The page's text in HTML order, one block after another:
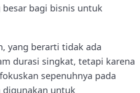
bagi bisnis untuk
yang berarti tidak ada
durasi singkat, tetapi karena
sepenuhnya pada
untuk